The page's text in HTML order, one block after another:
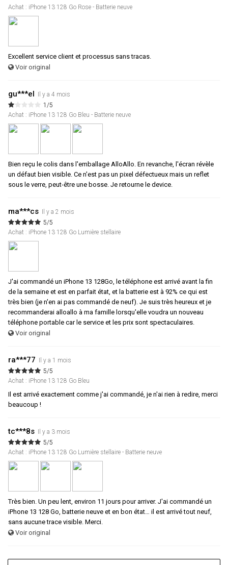
Achat : iPhone 13 128 Go Rose - Batterie neuve
Excellent service client et processus sans tracas.
Voir original
gu***el
Il y a 4 mois
1/5
Achat : iPhone 13 128 Go Bleu - Batterie neuve
Bien reçu le colis dans l'emballage AlloAllo. En revanche, l'écran révèle
un défaut bien visible. Ce n'est pas un pixel défectueux mais un reflet
sous le verre, peut-être une bosse. Je retourne le device.
ma***cs
Il y a 2 mois
5/5
Achat : iPhone 13 128 Go Lumière stellaire
J'ai commandé un iPhone 13 128Go, le téléphone est arrivé avant la fin
de la semaine et est en parfait état, et la batterie est à 92% ce qui est
très bien (je n'en ai pas commandé de neuf). Je suis très heureux et je
recommanderai alloallo à ma famille lorsqu'elle voudra un nouveau
téléphone portable car le service et les prix sont spectaculaires.
Voir original
ra***77
Il y a 1 mois
5/5
Achat : iPhone 13 128 Go Bleu
Il est arrivé exactement comme j'ai commandé, je n'ai rien à redire, merci
beaucoup !
tc***8s
Il y a 3 mois
5/5
Achat : iPhone 13 128 Go Lumière stellaire - Batterie neuve
Très bien. Un peu lent, environ 11 jours pour arriver. J'ai commandé un
iPhone 13 128 Go, batterie neuve et en bon état… il est arrivé tout neuf,
sans aucune trace visible. Merci.
Voir original